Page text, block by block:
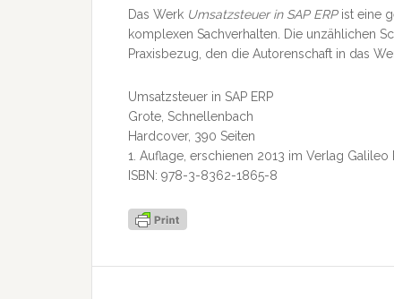
Das Werk Umsatzsteuer in SAP ERPist eine
komplexen Sachverhalten. Die unzählichen
Praxisbezug, den die Autorenschaft in das
Umsatzsteuer in SAP ERP
Grote, Schnellenbach
Hardcover, 390 Seiten
1. Auflage, erschienen 2013 im Verlag Galileo
ISBN: 978-3-8362-1865-8